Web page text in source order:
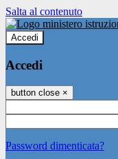
Salta al contenuto
Accedi
Accedi
button close ×
Password dimenticata?